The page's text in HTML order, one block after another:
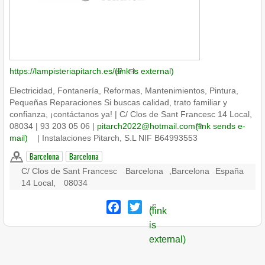
https://lampisteriapitarch.es/(link is external)
Electricidad, Fontanería, Reformas, Mantenimientos, Pintura,
Pequeñas Reparaciones Si buscas calidad, trato familiar y
confianza, ¡contáctanos ya! | C/ Clos de Sant Francesc 14 Local,
08034 | 93 203 05 06 | pitarch2022@hotmail.com(link sends e-
mail)
| Instalaciones Pitarch, S.L NIF B64993553
Barcelona Barcelona
C/ Clos de Sant Francesc
14 Local,
08034
Barcelona Barcelona España
Facebook
Twitter
(link
is
external)